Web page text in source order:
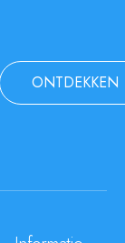
ONTDEKKEN